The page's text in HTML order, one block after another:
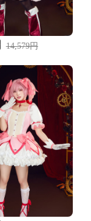
14,579円